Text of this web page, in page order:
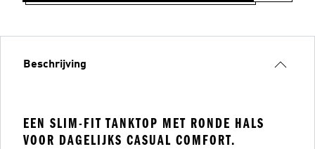
Beschrijving
EEN SLIM-FIT TANKTOP MET RONDE HALS
VOOR DAGELIJKS CASUAL COMFORT.